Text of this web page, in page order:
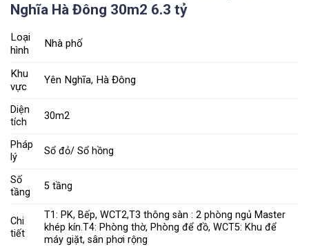
Nghĩa Hà Đông 30m2 6.3 tỷ
Loại
hình
Nhà phố
Khu
vực
Yên Nghĩa, Hà Đông
Diện
tích
30m2
Pháp
lý
Sổ đỏ/ Sổ hồng
Số
tầng
5 tầng
Chi
tiết
T1: PK, Bếp, WCT2,T3 thông sàn : 2 phòng ngủ Master
khép kín.T4: Phòng thờ, Phòng để đồ, WCT5: Khu để
máy giặt, sân phơi rộng